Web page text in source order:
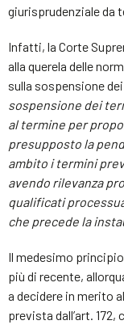
giurisprudenziale da
Infatti, la Corte
alla querela delle
sulla sospensione
sospensione dei
al termine per
presupposto la
ambito i termini
avendo rilevanza
qualificati
che precede la
Il medesimo
più di recente,
a decidere in merito
prevista dall’art. 172,